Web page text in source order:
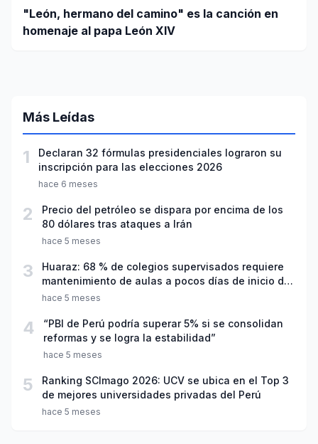
"León, hermano del camino" es la canción en
homenaje al papa León XIV
Más Leídas
1
Declaran 32 fórmulas presidenciales lograron su
inscripción para las elecciones 2026
hace 6 meses
2
Precio del petróleo se dispara por encima de los
80 dólares tras ataques a Irán
hace 5 meses
3
Huaraz: 68 % de colegios supervisados requiere
mantenimiento de aulas a pocos días de inicio del
año escolar 2026
hace 5 meses
4
“PBI de Perú podría superar 5% si se consolidan
reformas y se logra la estabilidad”
hace 5 meses
5
Ranking SCImago 2026: UCV se ubica en el Top 3
de mejores universidades privadas del Perú
hace 5 meses